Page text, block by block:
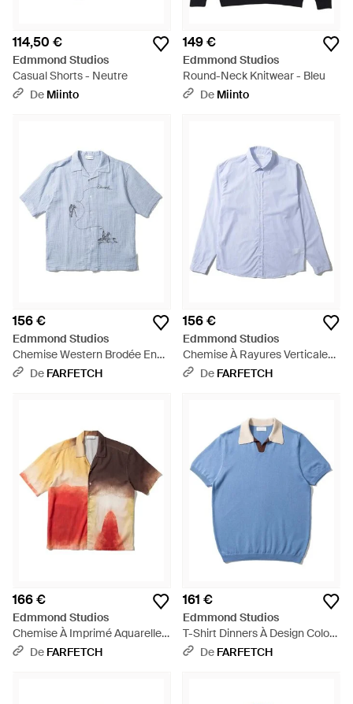
114,50 €
Edmmond Studios
Casual Shorts - Neutre
De Miinto
149 €
Edmmond Studios
Round-Neck Knitwear - Bleu
De Miinto
156 €
Edmmond Studios
Chemise Western Brodée En
Seersucker - Bleu
De FARFETCH
156 €
Edmmond Studios
Chemise À Rayures Verticales -
BleuDe FARFETCH
166 €
Edmmond Studios
Chemise À Imprimé Aquarelle -
Rouge
De FARFETCH
161 €
Edmmond Studios
T-Shirt Dinners À Design Colour
Block - Bleu
De FARFETCH